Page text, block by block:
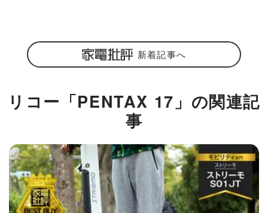
新着記事へ
リコー「PENTAX 17」の関連記
事